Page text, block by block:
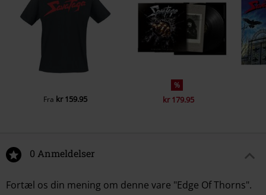
Fra kr 159.95
%
kr 179.95
0 Anmeldelser
Fortæl os din mening om denne vare "Edge Of Thorns".